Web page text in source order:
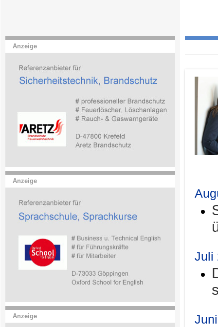
Anzeige
Anzeige
Anzeige
Juli